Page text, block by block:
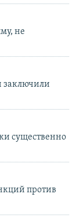
не
заключили
существенно
против